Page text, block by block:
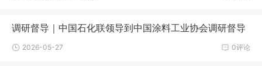
调研督导｜中国石化联领导到中国涂料工业协会调研督导
0评论
2026-05-27